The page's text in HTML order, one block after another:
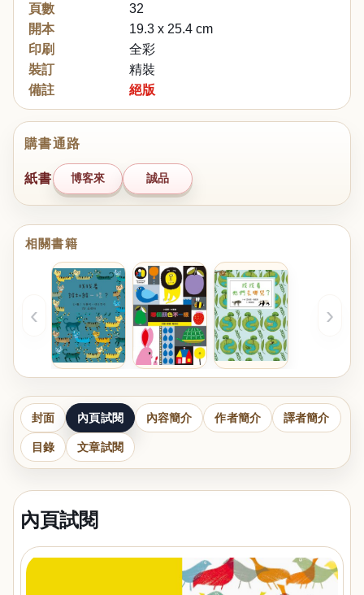
頁數
32
開本
19.3 x 25.4 cm
印刷
全彩
裝訂
精裝
備註
絕版
購書通路
紙書 博客來 誠品
相關書籍
‹ ›
封面 內頁試閱 內容簡介 作者簡介 譯者簡介
目錄 文章試閱
內頁試閱